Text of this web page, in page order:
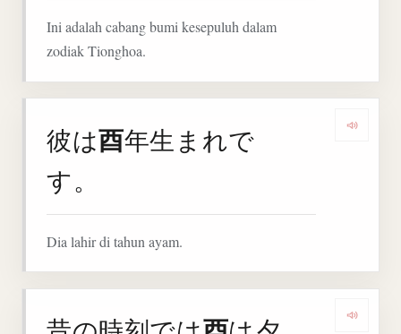
Ini adalah cabang bumi kesepuluh dalam
zodiak Tionghoa.
彼は酉年生まれで
す。
Dia lahir di tahun ayam.